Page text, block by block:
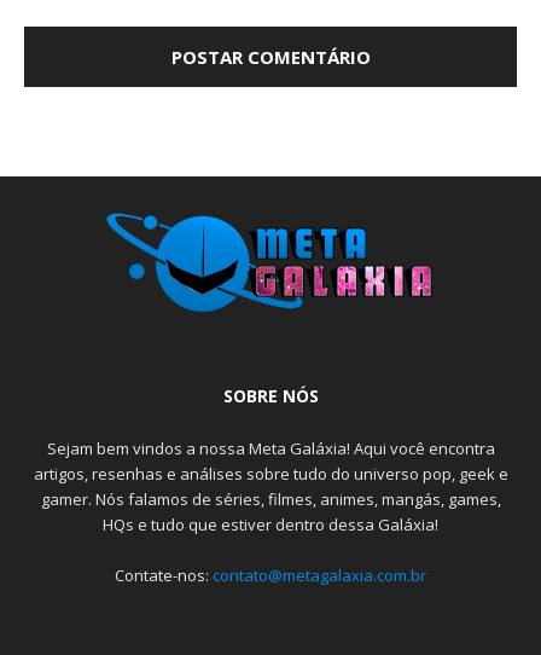
SOBRE NÓS
Sejam bem vindos a nossa Meta Galáxia! Aqui você encontra
artigos, resenhas e análises sobre tudo do universo pop, geek e
gamer. Nós falamos de séries, filmes, animes, mangás, games,
HQs e tudo que estiver dentro dessa Galáxia!
Contate-nos: contato@metagalaxia.com.br